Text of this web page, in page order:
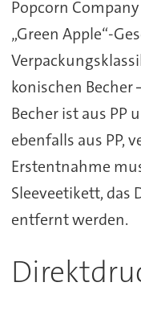
Popcorn
„Green Apple“-
konischen Becher
Becher ist aus PP
ebenfalls aus PP,
Erstentnahme
Sleeveetikett, das
entfernt werden.